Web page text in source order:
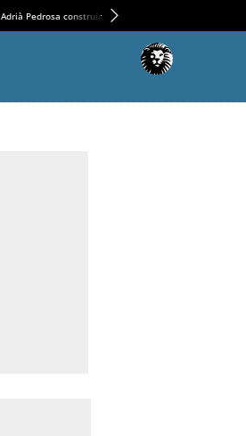
Adrià Pedrosa construirá la nueva residencia en el